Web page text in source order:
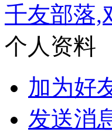
千友部落,
个人资料
加为好
发送消